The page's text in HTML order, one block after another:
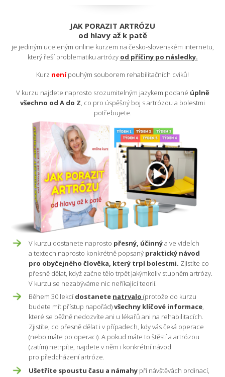
JAK PORAZIT ARTRÓZU
od hlavy až k patě
je jediným uceleným online kurzem na česko-slovenském internetu,
který řeší problematiku artrózy od příčiny po následky.
Kurz není pouhým souborem rehabilitačních cviků!
V kurzu najdete naprosto srozumitelným jazykem podané úplně
všechno od A do Z, co pro úspěšný boj s artrózou a bolestmi
potřebujete.
V kurzu dostanete naprosto přesný, účinnýa ve videích
a textech naprosto konkrétně popsaný praktický návod
pro obyčejného člověka, který trpí bolestmi. Zjistíte co
přesně dělat, když začne tělo trpět jakýmkoliv stupněm artrózy.
V kurzu se nezabýváme nic neříkající teorií.
Během 30 lekcídostanete natrvalo(protože do kurzu
budete mít přístup napořád)všechny klíčové informace,
které se běžně nedozvíte ani u lékařů ani na rehabilitacích.
Zjistíte, co přesně dělat i v případech, kdy vás čeká operace
(nebo máte po operaci). A pokud máte to štěstí a artrózou
(zatím) netrpíte, najdete v něm i konkrétní návod
pro předcházení artróze.
Ušetříte spoustu času a námahy při návštěvách ordinací,